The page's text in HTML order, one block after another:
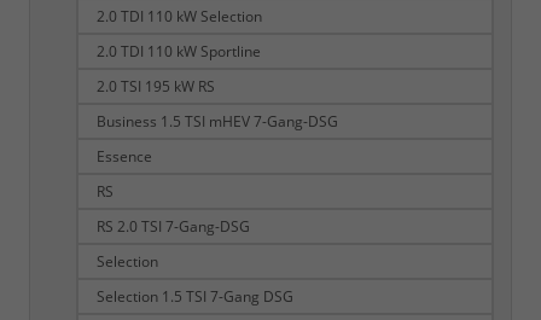
2.0 TDI 110 kW Selection
2.0 TDI 110 kW Sportline
2.0 TSI 195 kW RS
Business 1.5 TSI mHEV 7-Gang-DSG
Essence
RS
RS 2.0 TSI 7-Gang-DSG
Selection
Selection 1.5 TSI 7-Gang DSG